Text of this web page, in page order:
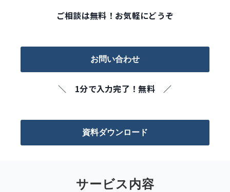
ご相談は無料！お気軽にどうぞ
お問い合わせ
＼ 1分で入力完了！無料 ／
資料ダウンロード
サービス内容